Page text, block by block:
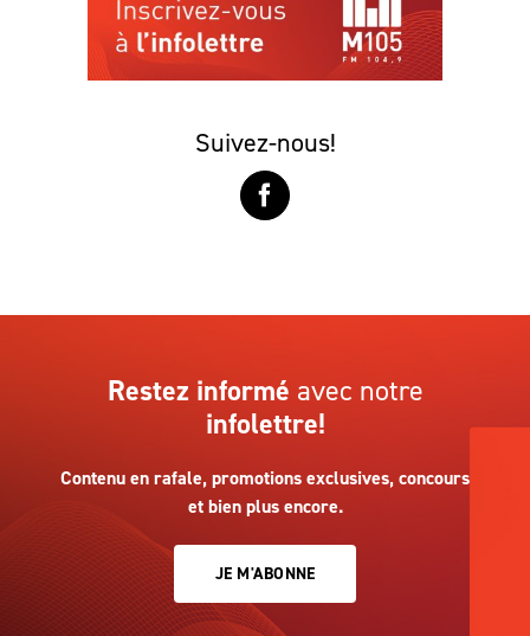
Suivez-nous!
Restez informé avec notre
infolettre!
Contenu en rafale, promotions exclusives, concours
et bien plus encore.
JE M'ABONNE